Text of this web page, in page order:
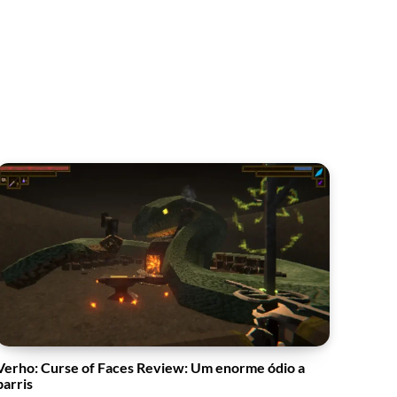
Curse of Faces Review: Um enorme ódio a